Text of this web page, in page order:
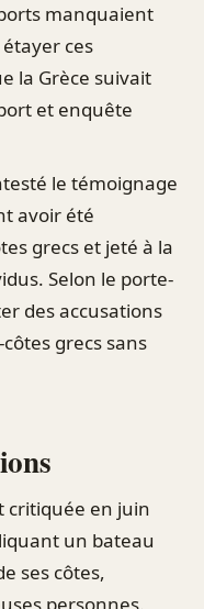
manquaient
ces
la Grèce suivait
et enquête
le témoignage
avoir été
grecs et jeté à la
Selon le porte-
des accusations
grecs sans
critiquée en juin
un bateau
ses côtes,